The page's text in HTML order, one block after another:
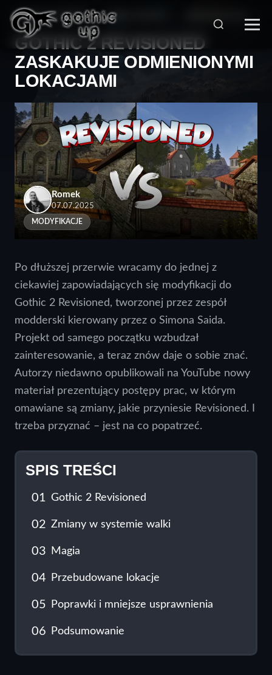
STRONA GŁÓWNA > SERIA GOTHIC
>
GOTHIC 2 REVISIONED
ZASKAKUJE ODMIENIONYMI
LOKACJAMI
Romek
07.07.2025
MODYFIKACJE
Po dłuższej przerwie wracamy do jednej z
ciekawiej zapowiadających się modyfikacji do
Gothic 2 Revisioned, tworzonej przez zespół
modderski kierowany przez o Simona Saida.
Projekt od samego początku wzbudzał
zainteresowanie, a teraz znów daje o sobie znać.
Autorzy niedawno opublikowali na YouTube nowy
materiał prezentujący postępy prac, w którym
omawiane są zmiany, jakie przyniesie Revisioned. I
trzeba przyznać – jest na co popatrzeć.
SPIS TREŚCI
01 Gothic 2 Revisioned
02 Zmiany w systemie walki
03 Magia
04 Przebudowane lokacje
05 Poprawki i mniejsze usprawnienia
06 Podsumowanie